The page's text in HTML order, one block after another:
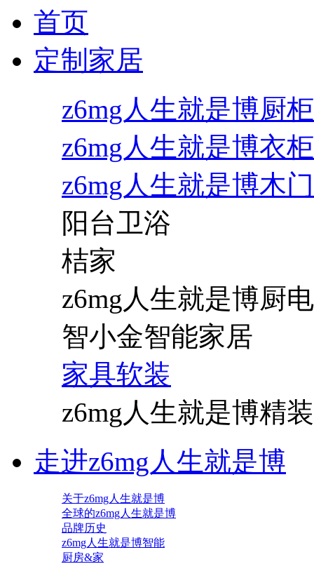
首页
定制家居
z6mg人生就是博厨柜
z6mg人生就是博衣柜
z6mg人生就是博木门
阳台卫浴
桔家
z6mg人生就是博厨电
智小金智能家居
家具软装
z6mg人生就是博精装
走进z6mg人生就是博
关于z6mg人生就是博
全球的z6mg人生就是博
品牌历史
z6mg人生就是博智能
厨房&家